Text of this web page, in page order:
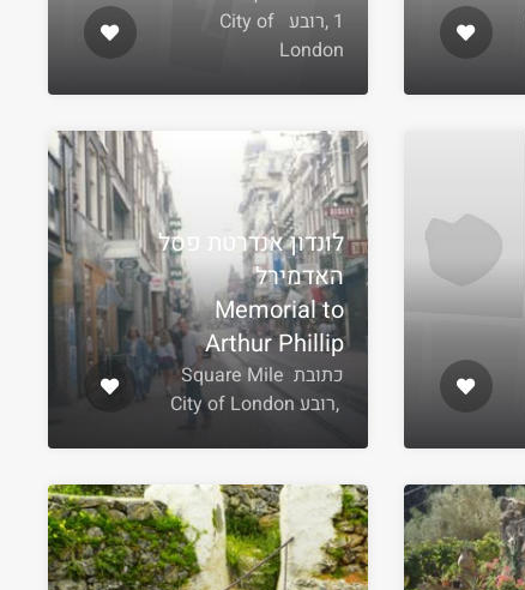
1 ,רובע City of
London
לונדון אנדרטת פסל
האדמירל
Memorial to
Arthur Phillip
כתובת Square Mile
,רובע City of London